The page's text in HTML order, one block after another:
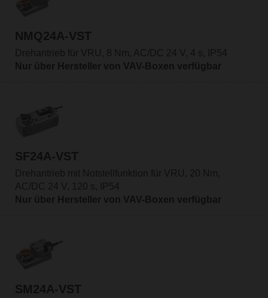
NMQ24A-VST
Drehantrieb für VRU, 8 Nm, AC/DC 24 V, 4 s, IP54
Nur über Hersteller von VAV-Boxen verfügbar
SF24A-VST
Drehantrieb mit Notstellfunktion für VRU, 20 Nm,
AC/DC 24 V, 120 s, IP54
Nur über Hersteller von VAV-Boxen verfügbar
SM24A-VST